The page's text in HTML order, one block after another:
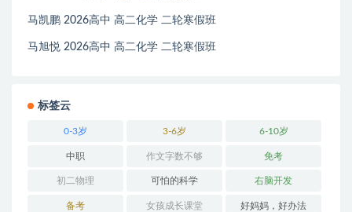
马凯鹏 2026高中 高二化学 二轮寒假班
马旭悦 2026高中 高二化学 二轮寒假班
标签云
0-3岁 3-6岁 6-10岁
中职 作文字数不够 免考
初二物理 可怕的科学 右脑开发
备考 女孩成长课堂 好妈妈，好办法